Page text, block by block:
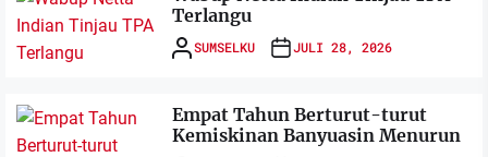
Terlangu
SUMSELKU JULI 28, 2026
Empat Tahun Berturut-turut
Kemiskinan Banyuasin Menurun